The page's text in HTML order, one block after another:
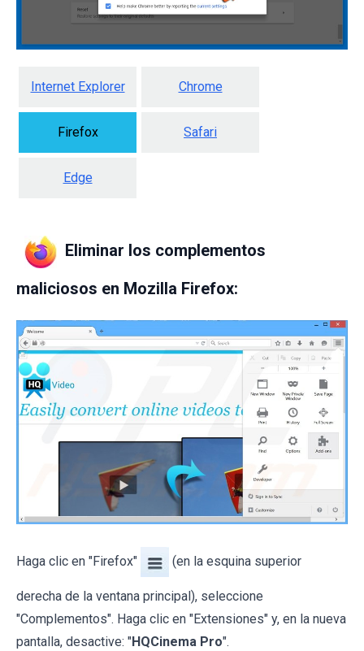
Internet Explorer Chrome
Firefox Safari
Edge
Eliminar los complementos
maliciosos en Mozilla Firefox:
Haga clic en "Firefox" (en la esquina superior
derecha de la ventana principal), seleccione
"Complementos". Haga clic en "Extensiones" y, en la nueva
pantalla, desactive: "HQCinema Pro".